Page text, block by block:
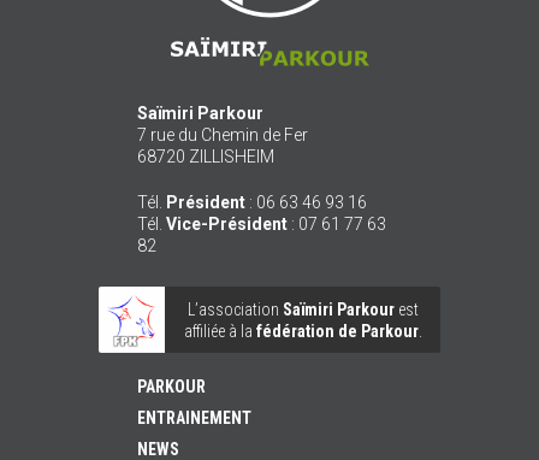
Saïmiri Parkour
7 rue du Chemin de Fer
68720 ZILLISHEIM
Tél. Président : 06 63 46 93 16
Tél. Vice-Président : 07 61 77 63
82
L’association Saïmiri Parkourest
affiliée à la fédération de Parkour.
PARKOUR
ENTRAINEMENT
NEWS